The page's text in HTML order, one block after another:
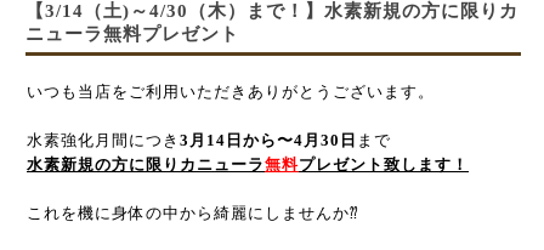
【3/14（土)～4/30（木）まで！】水素新規の方に限りカ
ニューラ無料プレゼント
いつも当店をご利用いただきありがとうございます。
水素強化月間につき 3月14日から〜4月30日 まで
水素新規の方に限りカニューラ無料プレゼント致します！
これを機に身体の中から綺麗にしませんか⁇